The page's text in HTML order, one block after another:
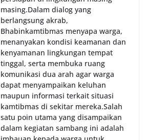
masing.‎Dalam dialog yang
berlangsung akrab,
Bhabinkamtibmas menyapa warga,
menanyakan kondisi keamanan dan
kenyamanan lingkungan tempat
tinggal, serta membuka ruang
komunikasi dua arah agar warga
dapat menyampaikan keluhan
maupun informasi terkait situasi
kamtibmas di sekitar mereka.‎‎‎Salah
satu poin utama yang disampaikan
dalam kegiatan sambang ini adalah